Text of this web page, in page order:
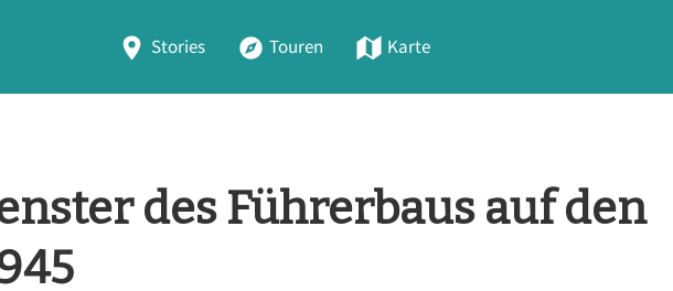
Stories Touren Karte
des Führerbaus auf den